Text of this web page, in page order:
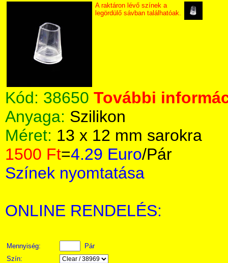
A raktáron lévő színek a
legördülő sávban találhatóak.
Kód: 38650 További
Anyaga: Szilikon
Méret: 13 x 12 mm sarokra
1500 Ft=4.29 Euro/Pár
Színek nyomtatása
ONLINE RENDELÉS:
Mennyiség:
Pár
Szín: